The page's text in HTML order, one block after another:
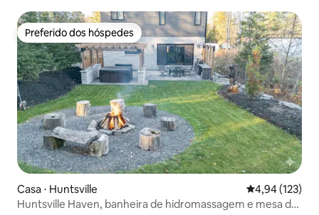
Preferido dos hóspedes
Preferido dos hóspedes
Casa ⋅ Huntsville 4,94 de uma
4,94 (123)
Huntsville Haven, banheira de hidromassagem e mesa de